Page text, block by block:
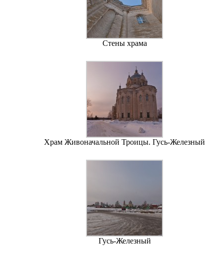
Стены храма
Храм Живоначальной Троицы. Гусь-Железный
Гусь-Железный